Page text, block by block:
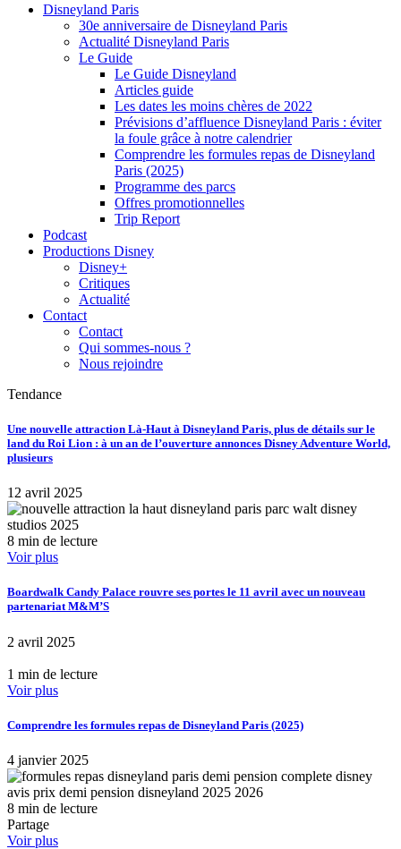
Disneyland Paris
30e anniversaire de Disneyland Paris
Actualité Disneyland Paris
Le Guide
Le Guide Disneyland
Articles guide
Les dates les moins chères de 2022
Prévisions d’affluence Disneyland Paris : éviter
la foule grâce à notre calendrier
Comprendre les formules repas de Disneyland
Paris (2025)
Programme des parcs
Offres promotionnelles
Trip Report
Podcast
Productions Disney
Disney+
Critiques
Actualité
Contact
Contact
Qui sommes-nous ?
Nous rejoindre
Tendance
Une nouvelle attraction Là-Haut à Disneyland Paris, plus de détails sur le
land du Roi Lion : à un an de l’ouverture annonces Disney Adventure World,
plusieurs
12 avril 2025
8 min de lecture
Voir plus
Boardwalk Candy Palace rouvre ses portes le 11 avril avec un nouveau
partenariat M&M’S
2 avril 2025
1 min de lecture
Voir plus
Comprendre les formules repas de Disneyland Paris (2025)
4 janvier 2025
8 min de lecture
Partage
Voir plus